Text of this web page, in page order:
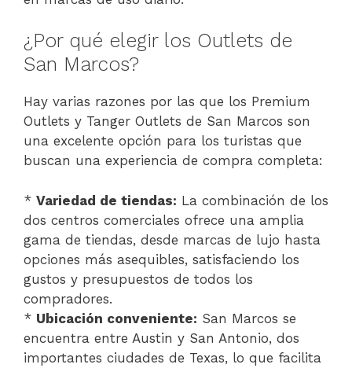
¿Por qué elegir los Outlets de
San Marcos?
Hay varias razones por las que los Premium
Outlets y Tanger Outlets de San Marcos son
una excelente opción para los turistas que
buscan una experiencia de compra completa:
* Variedad de tiendas: La combinación de los
dos centros comerciales ofrece una amplia
gama de tiendas, desde marcas de lujo hasta
opciones más asequibles, satisfaciendo los
gustos y presupuestos de todos los
compradores.
* Ubicación conveniente: San Marcos se
encuentra entre Austin y San Antonio, dos
importantes ciudades de Texas, lo que facilita